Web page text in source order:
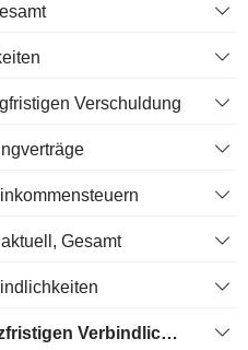
Verschuldung
Gesamt
Gesamtsumme der kurzfristigen Verbindlichkeiten